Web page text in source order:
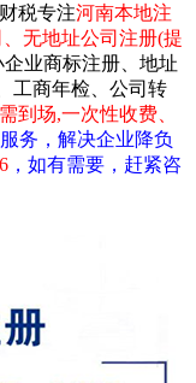
税专注河南本地注
无地址公司注册(提
业商标注册、地址
工商年检、公司转
到场,一次性收费、
务，解决企业降负
，如有需要，赶紧咨